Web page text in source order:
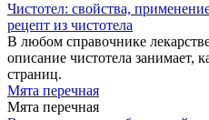
Чистотел: свойства,
рецепт из чистотела
В любом справочнике
описание чистотела занимает,
страниц.
Мята перечная
Мята перечная